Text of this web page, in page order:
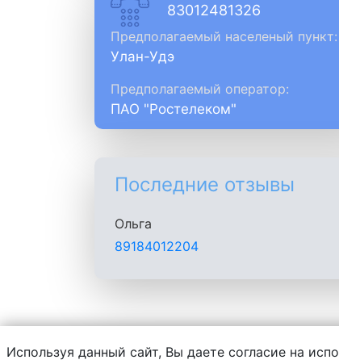
83012481326
Предполагаемый населеный пункт:
Улан-Удэ
Предполагаемый оператор:
ПАО "Ростелеком"
Последние отзывы
Ольга
89184012204
Администрация сайта не несет
Используя данный сайт, Вы даете согласие на